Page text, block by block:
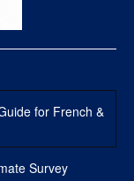
for French &
Survey